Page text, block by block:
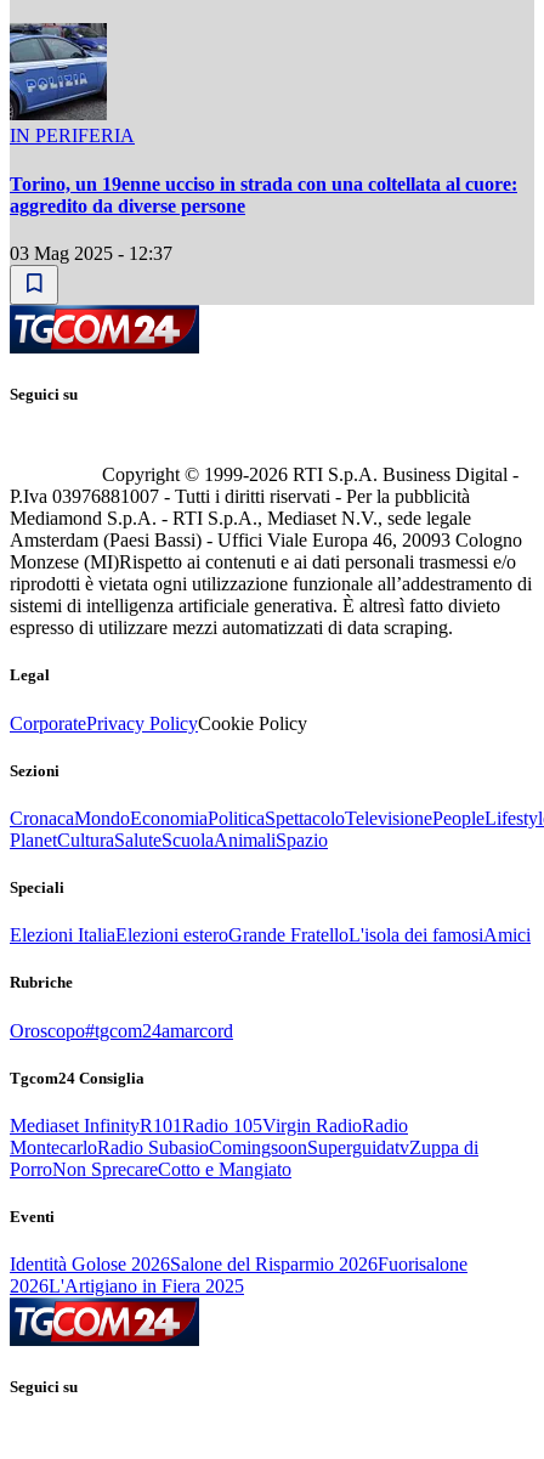
IN PERIFERIA
Torino, un 19enne ucciso in strada con una coltellata al cuore:
aggredito da diverse persone
03 Mag 2025 - 12:37
Seguici su
Copyright © 1999-2026 RTI S.p.A. Business Digital -
P.Iva 03976881007 - Tutti i diritti riservati - Per la pubblicità
Mediamond S.p.A. - RTI S.p.A., Mediaset N.V., sede legale
Amsterdam (Paesi Bassi) - Uffici Viale Europa 46, 20093 Cologno
Monzese (MI)Rispetto ai contenuti e ai dati personali trasmessi e/o
riprodotti è vietata ogni utilizzazione funzionale all’addestramento di
sistemi di intelligenza artificiale generativa. È altresì fatto divieto
espresso di utilizzare mezzi automatizzati di data scraping.
Legal
CorporatePrivacy PolicyCookie Policy
Sezioni
CronacaMondoEconomiaPoliticaSpettacoloTelevisionePeople
PlanetCulturaSaluteScuolaAnimaliSpazio
Speciali
Elezioni ItaliaElezioni esteroGrande FratelloL'isola dei famosiAmici
Rubriche
Oroscopo#tgcom24amarcord
Tgcom24 Consiglia
Mediaset InfinityR101Radio 105Virgin RadioRadio
MontecarloRadio SubasioComingsoonSuperguidatvZuppa di
PorroNon SprecareCotto e Mangiato
Eventi
Identità Golose 2026Salone del Risparmio 2026Fuorisalone
2026L'Artigiano in Fiera 2025
Seguici su